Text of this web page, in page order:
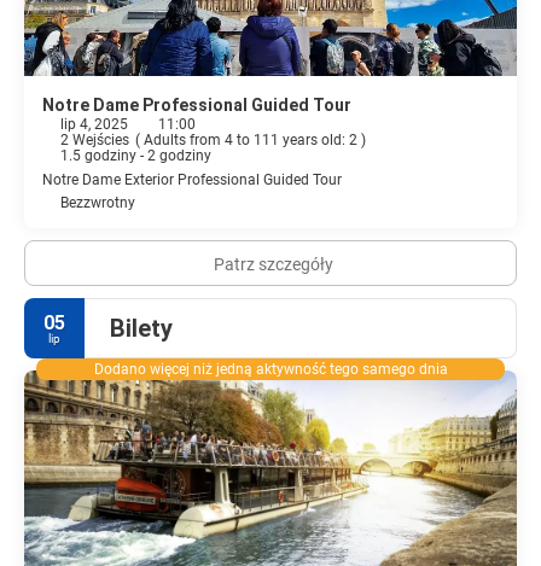
Notre Dame Professional Guided Tour
lip 4, 2025
11:00
2 Wejścies ( Adults from 4 to 111 years old: 2 )
1.5 godziny - 2 godziny
Notre Dame Exterior Professional Guided Tour
Bezzwrotny
Patrz szczegóły
05
lip Bilety
Dodano więcej niż jedną aktywność tego samego dnia